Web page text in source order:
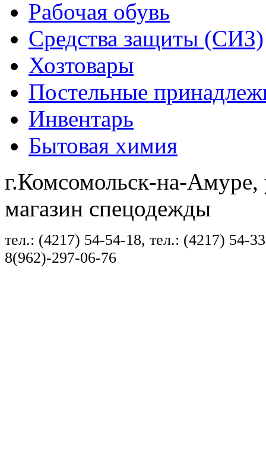
Рабочая обувь
Средства защиты (СИЗ)
Хозтовары
Постельные
Инвентарь
Бытовая химия
г.Комсомольск-на-
магазин спецодежды
тел.: (4217) 54-54-18, тел.: (4217) 54-
8(962)-297-06-76